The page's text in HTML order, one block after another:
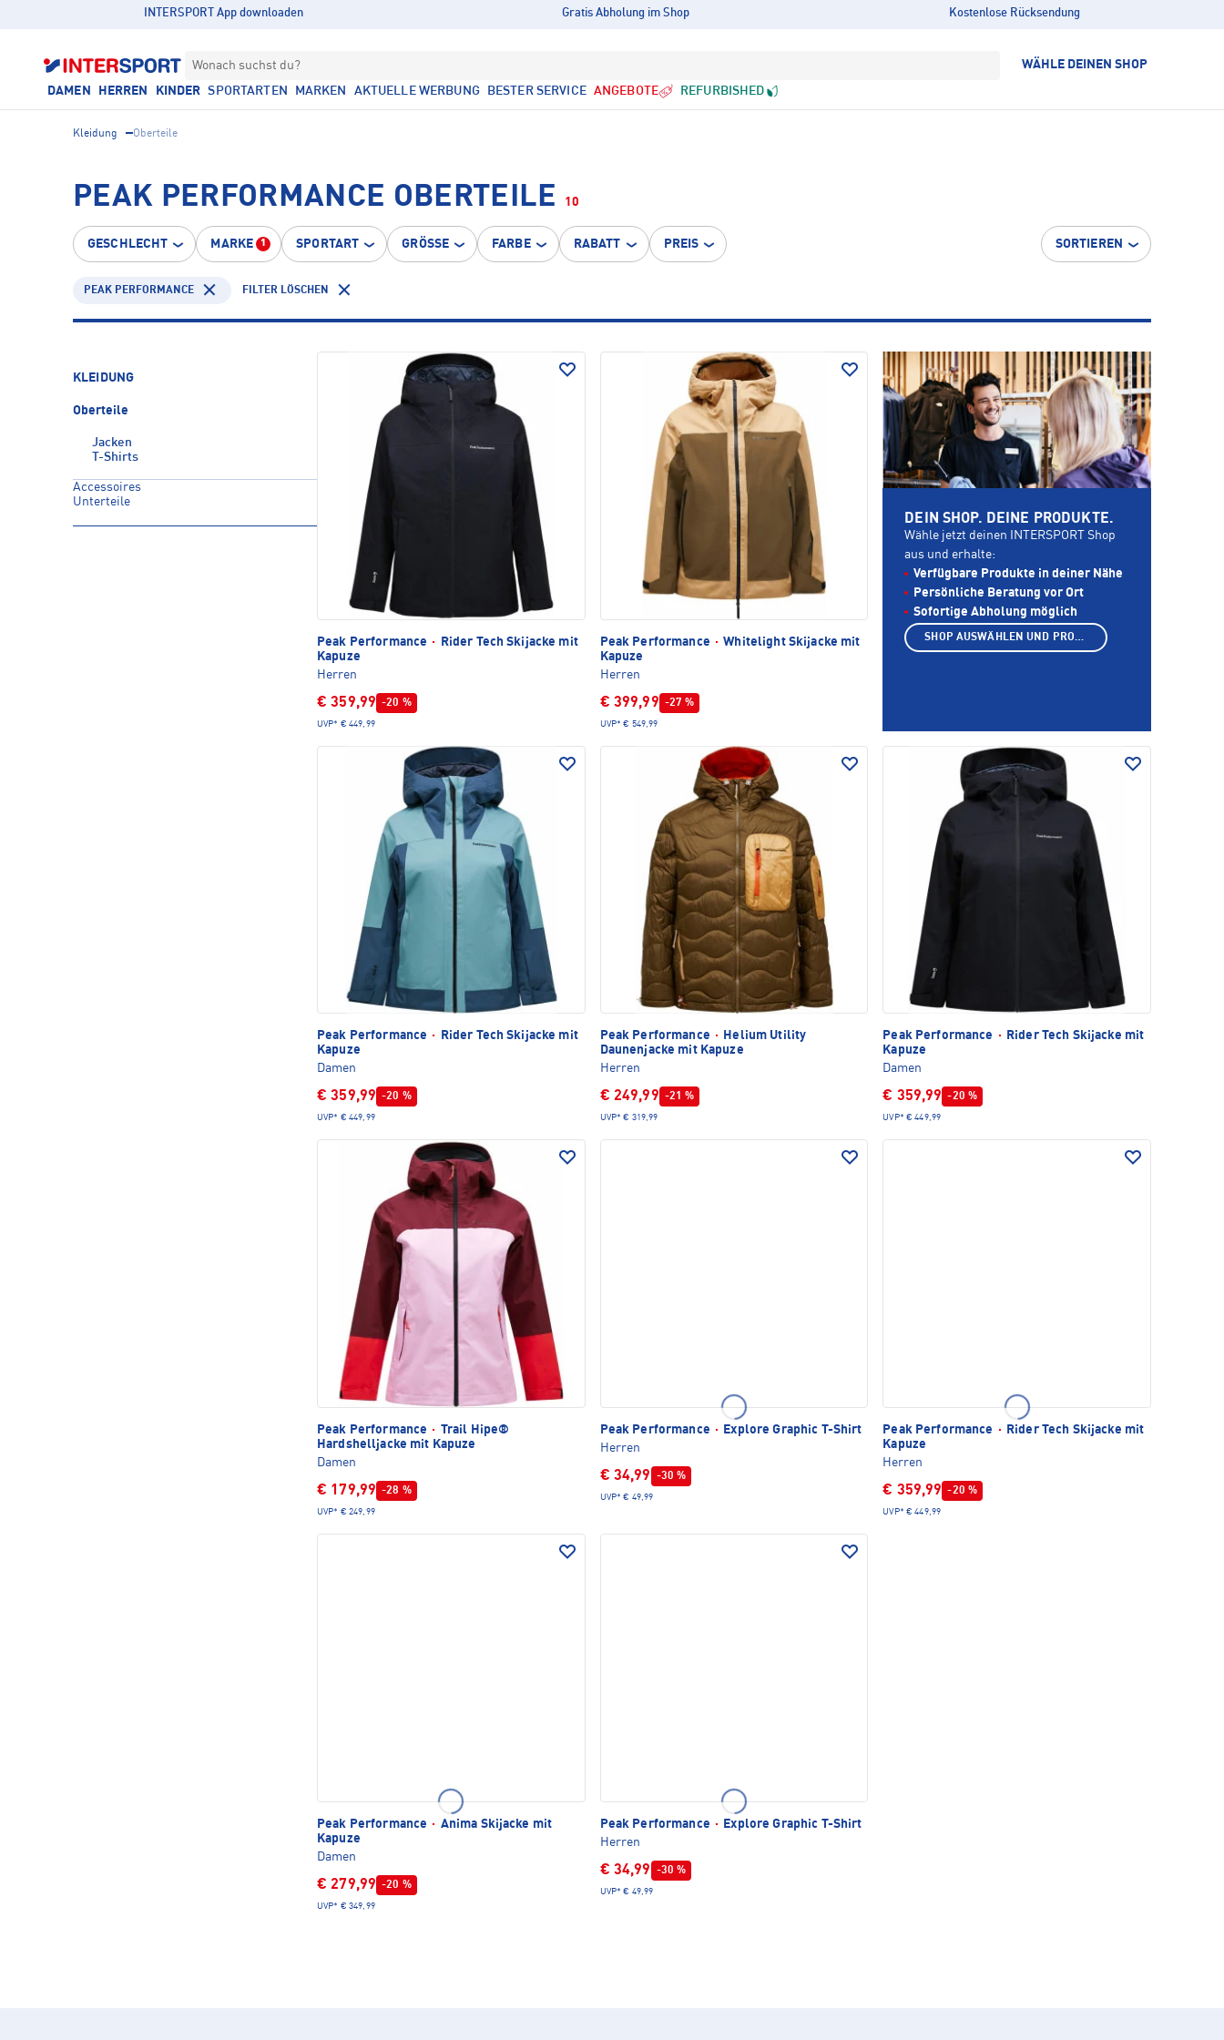
INTERSPORT App downloaden Gratis Abholung im Shop Kostenlose Rücksendung
Wonach suchst du? WÄHLE DEINEN SHOP
DAMEN HERREN KINDER SPORTARTEN MARKEN AKTUELLE WERBUNG BESTER SERVICE ANGEBOTE REFURBISHED
Kleidung Oberteile
PEAK PERFORMANCE OBERTEILE 10
GESCHLECHT MARKE 1 SPORTART GRÖSSE FARBE RABATT PREIS SORTIEREN
PEAK PERFORMANCE FILTER LÖSCHEN
KLEIDUNG
Oberteile
Jacken
T-Shirts
Accessoires
Unterteile
Peak Performance ·
Rider Tech Skijacke mit
Kapuze
Herren
€ 359,99 -20 %
UVP* € 449,99
Peak Performance · Whitelight Skijacke mit
Kapuze
Herren
€ 399,99 -27 %
UVP* € 549,99
Peak Performance ·
Rider Tech Skijacke mit
Kapuze
Damen
€ 359,99 -20 %
UVP* € 449,99
Peak Performance ·
Helium Utility
Daunenjacke mit Kapuze
Herren
€ 249,99 -21 %
UVP* € 319,99
Peak Performance ·
Rider Tech Skijacke mit
Kapuze
Damen
€ 359,99 -20 %
UVP* € 449,99
Peak Performance · Trail Hipe®
Hardshelljacke mit Kapuze
Damen
€ 179,99 -28 %
UVP* € 249,99
Peak Performance ·
Explore Graphic T-Shirt
Herren
€ 34,99 -30 %
UVP* € 49,99
Peak Performance ·
Rider Tech Skijacke mit
Kapuze
Herren
€ 359,99 -20 %
UVP* € 449,99
Peak Performance · Anima Skijacke mit
Kapuze
Damen
€ 279,99 -20 %
UVP* € 349,99
Peak Performance ·
Explore Graphic T-Shirt
Herren
€ 34,99 -30 %
UVP* € 49,99
DEIN SHOP. DEINE PRODUKTE.
Wähle jetzt deinen INTERSPORT Shop
aus und erhalte:
Verfügbare Produkte in deiner Nähe
Persönliche Beratung vor Ort
Sofortige Abholung möglich
SHOP AUSWÄHLEN UND PRODUKTE ANZEIGEN